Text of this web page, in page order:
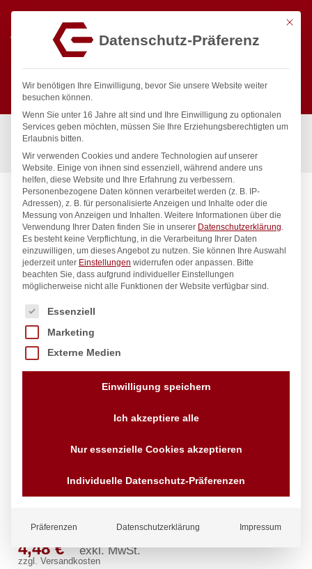
Suchen
Start / Gastronomiebedarf & Gastro Geräte für Profis
Präsentation
Tischgeschirr Teller, tief, HENDI, ø220mm
4,48€ exkl. MwSt.
zzgl.Versandkosten
Mit
Datenschutz-Präferenz
Wir benötigen Ihre Einwilligung, bevor Sie unsere Website weiter
besuchen können.
Wenn Sie unter 16 Jahre alt sind und Ihre Einwilligung zu optionalen
Services geben möchten, müssen Sie Ihre Erziehungsberechtigten um
Erlaubnis bitten.
Wir verwenden Cookies und andere Technologien auf unserer
Website. Einige von ihnen sind essenziell, während andere uns
helfen, diese Website und Ihre Erfahrung zu verbessern.
Personenbezogene Daten können verarbeitet werden (z. B. IP-
Adressen), z. B. für personalisierte Anzeigen und Inhalte oder die
Messung von Anzeigen und Inhalten. Weitere Informationen über die
Verwendung Ihrer Daten finden Sie in unserer Datenschutzerklärung.
Es besteht keine Verpflichtung, in die Verarbeitung Ihrer Daten
einzuwilligen, um dieses Angebot zu nutzen. Sie können Ihre Auswahl
jederzeit unter Einstellungen widerrufen oder anpassen. Bitte
beachten Sie, dass aufgrund individueller Einstellungen
möglicherweise nicht alle Funktionen der Website verfügbar sind.
Es folgt eine Liste der Service-Gruppen, für die eine
Essenziell
Marketing
Externe Medien
Einwilligung speichern
Ich akzeptiere alle
Nur essenzielle Cookies akzeptieren
Individuelle Datenschutz-Präferenzen
Präferenzen Datenschutzerklärung Impressum